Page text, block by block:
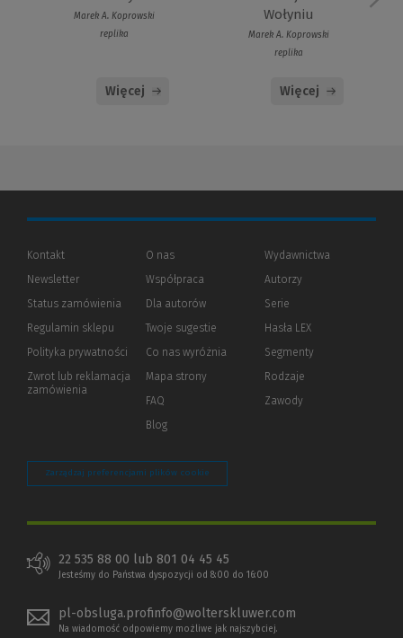
Marek A. Koprowski
replika
Więcej
Wołyniu
Marek A. Koprowski
replika
Więcej
Kontakt
Newsletter
Status zamówienia
Regulamin sklepu
Polityka prywatności (Nowe
(Link
innej
Zwrot lub reklamacja
zamówienia
O nas
Współpraca
Dla autorów(Nowe
(Link
innej
strony)
Twoje sugestie
Co nas wyróżnia
Mapa strony
FAQ
Blog
Wydawnictwa
Autorzy
Serie
Hasła LEX
Segmenty
Rodzaje
Zawody
Zarządzaj preferencjami plików cookie
22 535 88 00 lub 801 04 45 45
Jesteśmy do Państwa dyspozycji od 8:00 do 16:00
pl-obsluga.profinfo@wolterskluwer.com
Na wiadomość odpowiemy możliwe jak najszybciej.